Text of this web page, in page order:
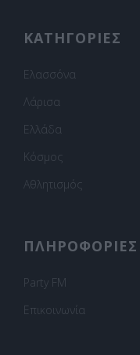
ΚΑΤΗΓΟΡΙΕΣ
Ελασσόνα
Λάρισα
Ελλάδα
Κόσμος
Αθλητισμός
ΠΛΗΡΟΦΟΡΙΕΣ
Party FM
Επικοινωνία